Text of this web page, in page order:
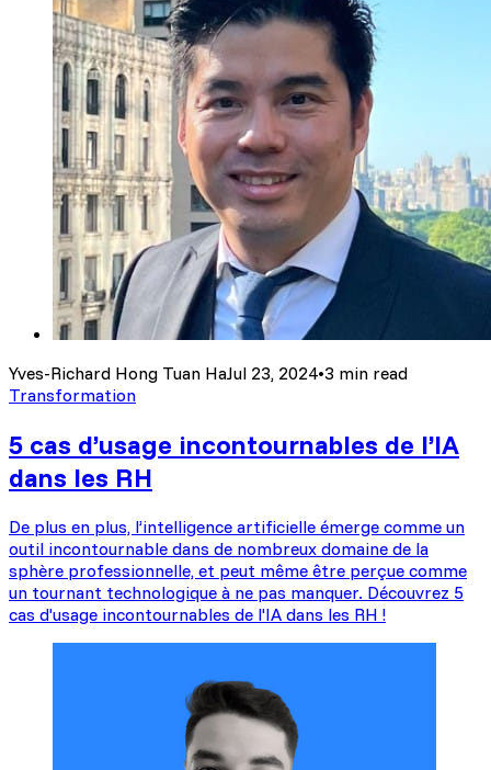
Yves-Richard Hong Tuan HaJul 23, 2024•3 min read
Transformation
5 cas d’usage incontournables de l’IA
dans les RH
De plus en plus, l’intelligence artificielle émerge comme un
outil incontournable dans de nombreux domaine de la
sphère professionnelle, et peut même être perçue comme
un tournant technologique à ne pas manquer. Découvrez 5
cas d'usage incontournables de l'IA dans les RH !